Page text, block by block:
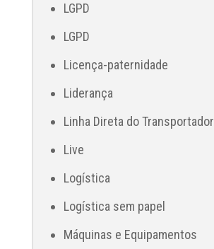
LGPD
LGPD
Licença-paternidade
Liderança
Linha Direta do Transportador
Live
Logística
Logística sem papel
Máquinas e Equipamentos